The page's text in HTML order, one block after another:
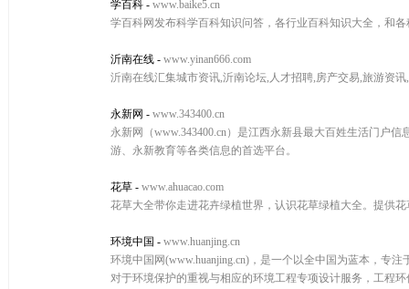
学百科 - www.baike5.cn
学百科网发布科学百科知识问答，各行业百科知识大全，和
沂南在线 - www.yinan666.com
沂南在线汇集城市资讯,沂南论坛,人才招聘,房产交易,旅游资
永新网 - www.343400.cn
永新网（www.343400.cn）是江西永新县最大百姓生活门户
游、永新教育等各类信息的首选平台。
花草 - www.ahuacao.com
花草大全带你走进花卉绿植世界，认识花草绿植大全。提供
环境中国 - www.huanjing.cn
环境中国网(www.huanjing.cn)，是一个以全中国为蓝本，专
对于环境保护的重视与相应的环境工程专项设计服务，工程